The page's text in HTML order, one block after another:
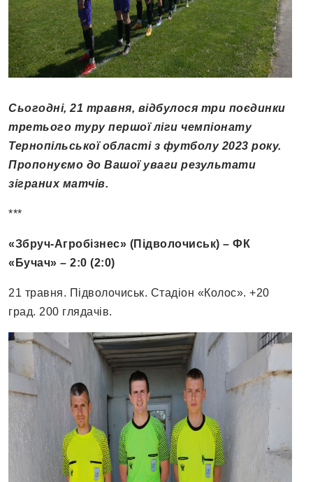
Сьогодні, 21 травня, відбулося три поєдинки
третього туру першої ліги чемпіонату
Тернопільської області з футболу 2023 року.
Пропонуємо до Вашої уваги результати
зіграних матчів.
***
«Збруч-Агробізнес» (Підволочиськ) – ФК
«Бучач» – 2:0 (2:0)
21 травня. Підволочиськ. Стадіон «Колос». +20
град. 200 глядачів.